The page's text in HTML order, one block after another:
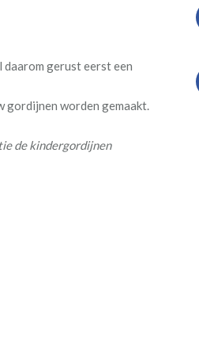
gerust eerst een
gordijnen worden gemaakt.
de kindergordijnen